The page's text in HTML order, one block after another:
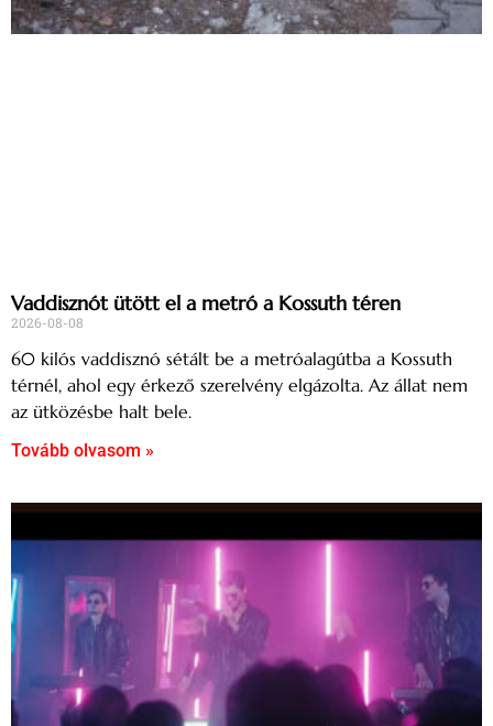
Vaddisznót ütött el a metró a Kossuth téren
2026-08-08
60 kilós vaddisznó sétált be a metróalagútba a Kossuth
térnél, ahol egy érkező szerelvény elgázolta. Az állat nem
az ütközésbe halt bele.
Tovább olvasom »